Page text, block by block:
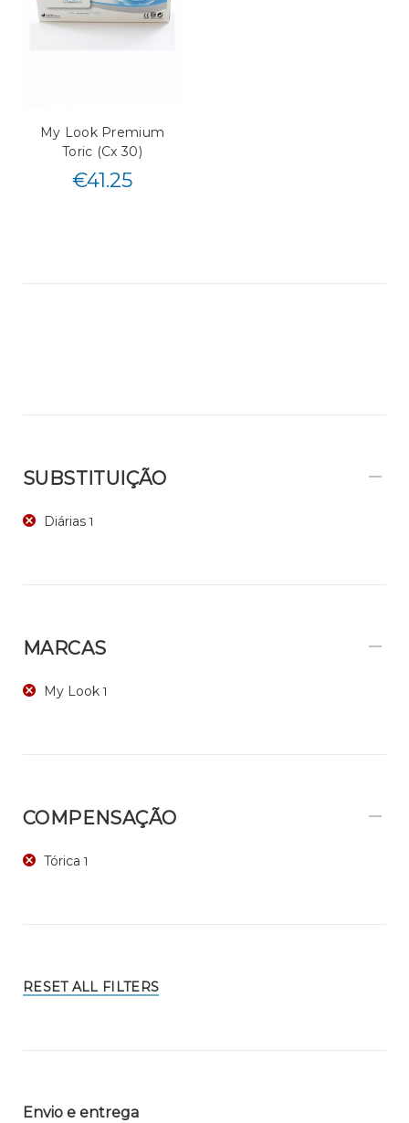
My Look Premium
Toric (Cx 30)
€41.25
SUBSTITUIÇÃO
Diárias 1
MARCAS
My Look 1
COMPENSAÇÃO
Tórica 1
RESET ALL FILTERS
Envio e entrega